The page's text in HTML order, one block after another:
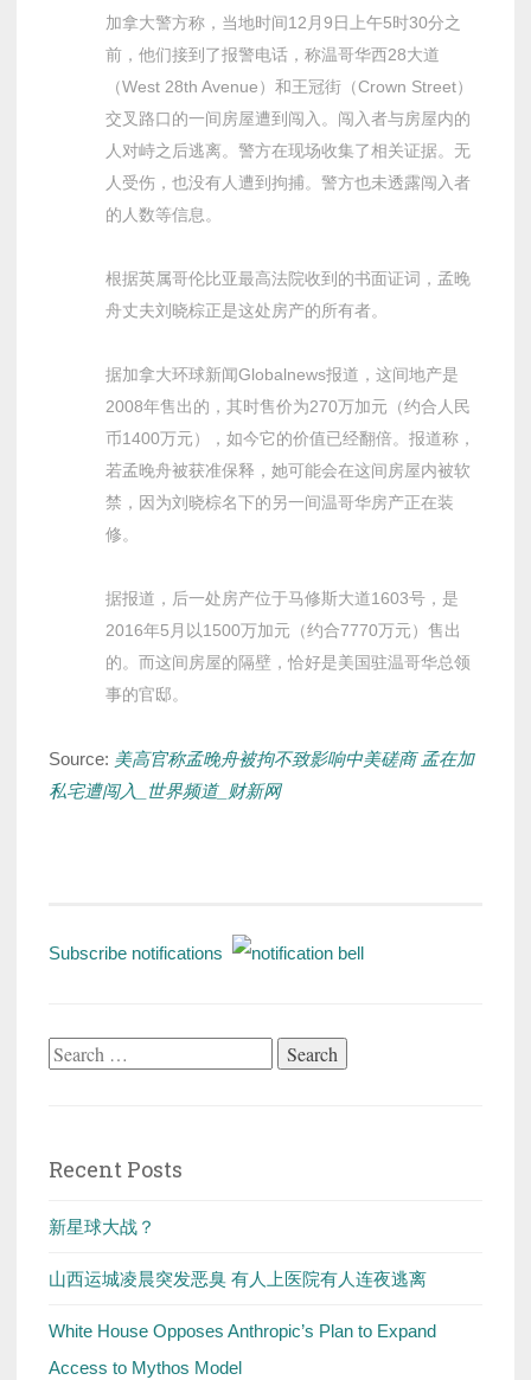
加拿大警方称，当地时间12月9日上午5时30分之
前，他们接到了报警电话，称温哥华西28大道
（West 28th Avenue）和王冠街（Crown Street）
交叉路口的一间房屋遭到闯入。闯入者与房屋内的
人对峙之后逃离。警方在现场收集了相关证据。无
人受伤，也没有人遭到拘捕。警方也未透露闯入者
的人数等信息。
根据英属哥伦比亚最高法院收到的书面证词，孟晚
舟丈夫刘晓棕正是这处房产的所有者。
据加拿大环球新闻Globalnews报道，这间地产是
2008年售出的，其时售价为270万加元（约合人民
币1400万元），如今它的价值已经翻倍。报道称，
若孟晚舟被获准保释，她可能会在这间房屋内被软
禁，因为刘晓棕名下的另一间温哥华房产正在装
修。
据报道，后一处房产位于马修斯大道1603号，是
2016年5月以1500万加元（约合7770万元）售出
的。而这间房屋的隔壁，恰好是美国驻温哥华总领
事的官邸。
Source: 美高官称孟晚舟被拘不致影响中美磋商 孟在加
私宅遭闯入_世界频道_财新网
Subscribe notifications
Search
Recent Posts
新星球大战？
山西运城凌晨突发恶臭 有人上医院有人连夜逃离
White House Opposes Anthropic’s Plan to Expand
Access to Mythos Model